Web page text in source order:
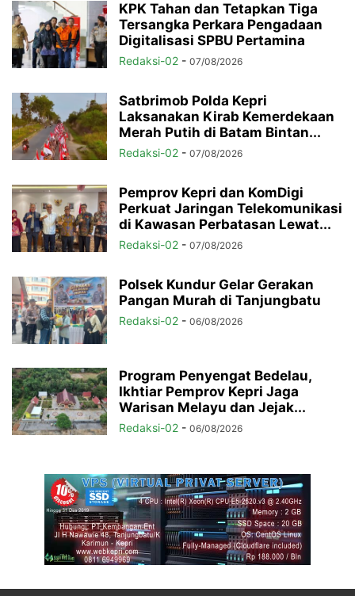
KPK Tahan dan Tetapkan Tiga
Tersangka Perkara Pengadaan
Digitalisasi SPBU Pertamina
Redaksi-02 - 07/08/2026
Satbrimob Polda Kepri
Laksanakan Kirab Kemerdekaan
Merah Putih di Batam Bintan...
Redaksi-02 - 07/08/2026
Pemprov Kepri dan KomDigi
Perkuat Jaringan Telekomunikasi
di Kawasan Perbatasan Lewat...
Redaksi-02 - 07/08/2026
Polsek Kundur Gelar Gerakan
Pangan Murah di Tanjungbatu
Redaksi-02 - 06/08/2026
Program Penyengat Bedelau,
Ikhtiar Pemprov Kepri Jaga
Warisan Melayu dan Jejak...
Redaksi-02 - 06/08/2026